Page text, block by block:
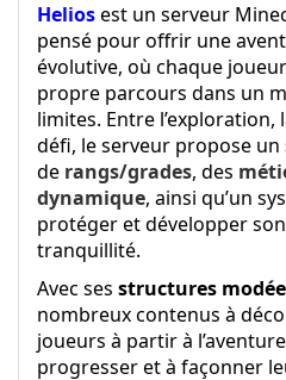
Heliosest un serveur
pensé pour offrir une
évolutive, où chaque
propre parcours dans un
limites. Entre
défi, le serveur propose un
de rangs/grades, des
dynamique, ainsi qu’un
protéger et développer
tranquillité.
Avec ses structures
nombreux contenus à
joueurs à partir à
progresser et à façonner